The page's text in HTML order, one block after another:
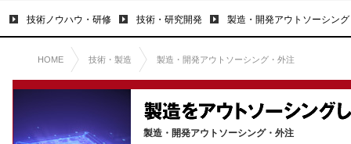
技術ノウハウ・研修 技術・研究開発 製造・開発アウトソーシン
HOME 技術・製造 製造・開発アウトソーシング・外注
製造・開発アウトソーシング・外注